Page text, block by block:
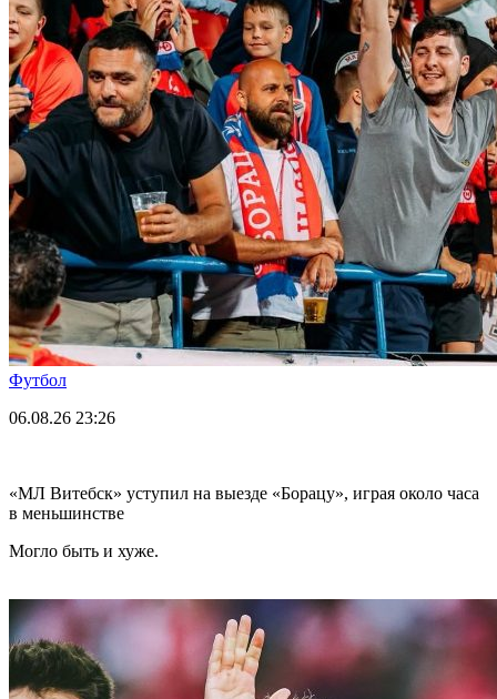
Футбол
06.08.26 23:26
«МЛ Витебск» уступил на выезде «Борацу», играя около часа
в меньшинстве
Могло быть и хуже.